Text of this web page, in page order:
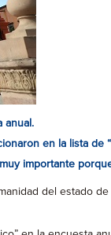
anual.
en la lista de
importante
del estado